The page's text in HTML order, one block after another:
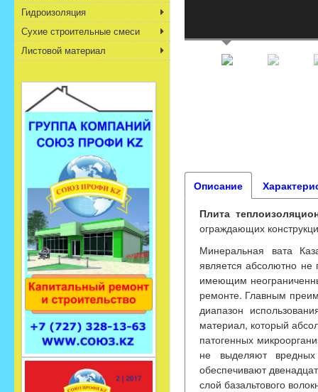
Описание
Плита
ограждающих
Минеральная вата
является абсолютно не
имеющим
ремонте. Главным
диапазон
материал, который
патогенных
не выделяют
обеспечивают
слой базальтового
Гидроизоляция
Сухие строительные смеси
Листовой материал